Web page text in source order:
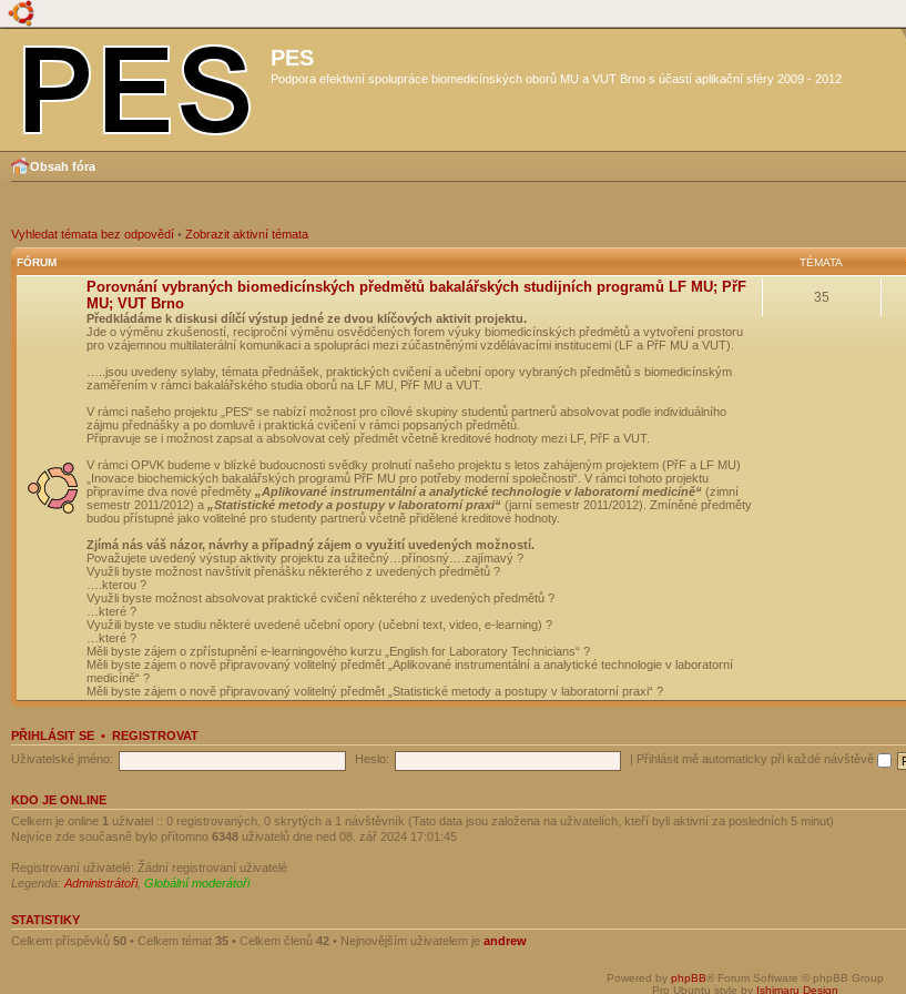
PES
Podpora efektivní spolupráce biomedicínských oborů MU a VUT Brno s účastí aplikační sféry 2009 - 2012
Obsah fóra
Vyhledat témata bez odpovědí • Zobrazit aktivní témata
FÓRUM TÉMATA
Porovnání vybraných biomedicínských předmětů bakalářských studijních programů LF MU; PřF
MU; VUT Brno
Předkládáme k diskusi dílčí výstup jedné ze dvou klíčových aktivit projektu.
Jde o výměnu zkušeností, reciproční výměnu osvědčených forem výuky biomedicínských předmětů a vytvoření prostoru
pro vzájemnou multilaterální komunikaci a spolupráci mezi zúčastněnými vzdělávacími institucemi (LF a PřF MU a VUT).
…..jsou uvedeny sylaby, témata přednášek, praktických cvičení a učební opory vybraných předmětů s biomedicínským
zaměřením v rámci bakalářského studia oborů na LF MU, PřF MU a VUT.
V rámci našeho projektu „PES“ se nabízí možnost pro cílové skupiny studentů partnerů absolvovat podle individuálního
zájmu přednášky a po domluvě i praktická cvičení v rámci popsaných předmětů.
Připravuje se i možnost zapsat a absolvovat celý předmět včetně kreditové hodnoty mezi LF, PřF a VUT.
V rámci OPVK budeme v blízké budoucnosti svědky prolnutí našeho projektu s letos zahájeným projektem (PřF a LF MU)
„Inovace biochemických bakalářských programů PřF MU pro potřeby moderní společnosti“. V rámci tohoto projektu
připravíme dva nové předměty „Aplikované instrumentální a analytické technologie v laboratorní medicíně“ (zimní
semestr 2011/2012) a „Statistické metody a postupy v laboratorní praxi“ (jarní semestr 2011/2012). Zmíněné předměty
budou přístupné jako volitelné pro studenty partnerů včetně přidělené kreditové hodnoty.
Zjímá nás váš názor, návrhy a případný zájem o využití uvedených možností.
Považujete uvedený výstup aktivity projektu za užitečný…přínosný….zajímavý ?
Využli byste možnost navštívit přenášku některého z uvedených předmětů ?
….kterou ?
Využli byste možnost absolvovat praktické cvičení některého z uvedených předmětů ?
…které ?
Využili byste ve studiu některé uvedené učební opory (učební text, video, e-learning) ?
…které ?
Měli byste zájem o zpřístupnění e-learningového kurzu „English for Laboratory Technicians“ ?
Měli byste zájem o nově připravovaný volitelný předmět „Aplikované instrumentální a analytické technologie v laboratorní
medicíně“ ?
Měli byste zájem o nově připravovaný volitelný předmět „Statistické metody a postupy v laboratorní praxi“ ?
35
PŘIHLÁSIT SE • REGISTROVAT
Uživatelské jméno:
Heslo: Přihlásit mě automaticky při každé návštěvě
KDO JE ONLINE
Celkem je online 1 uživatel :: 0 registrovaných, 0 skrytých a 1 návštěvník (Tato data jsou založena na uživatelích, kteří byli aktivní za posledních 5 minut)
Nejvíce zde současně bylo přítomno 6348 uživatelů dne ned 08. zář 2024 17:01:45
Registrovaní uživatelé: Žádní registrovaní uživatelé
Legenda: Administrátoři, Globální moderátoři
STATISTIKY
Celkem příspěvků 50 • Celkem témat 35 • Celkem členů 42 • Nejnovějším uživatelem je andrew
Powered by phpBB® Forum Software © phpBB Group
Pro Ubuntu style by Ishimaru Design